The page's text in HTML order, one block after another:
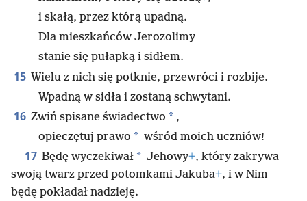
i skałą, przez którą upadną.
Dla mieszkańców Jerozolimy
stanie się pułapką i sidłem.
15 Wielu z nich się potknie, przewróci i rozbije.
Wpadną w sidła i zostaną schwytani.
16 Zwiń spisane świadectwo * ,
opieczętuj prawo * wśród moich uczniów!
17 Będę wyczekiwał * Jehowy+, który zakrywa
swoją twarz przed potomkami Jakuba+, i w Nim
będę pokładał nadzieję.